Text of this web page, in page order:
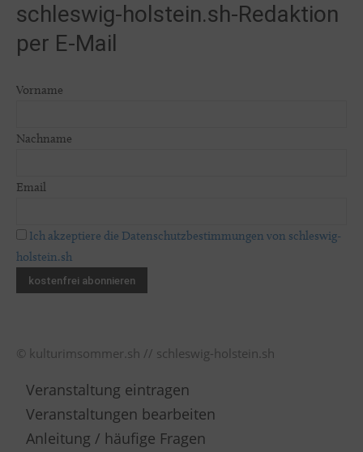
schleswig-holstein.sh-Redaktion
per E-Mail
Vorname
Nachname
Email
Ich akzeptiere die Datenschutzbestimmungen von schleswig-
holstein.sh
© kulturimsommer.sh // schleswig-holstein.sh
Veranstaltung eintragen
Veranstaltungen bearbeiten
Anleitung / häufige Fragen